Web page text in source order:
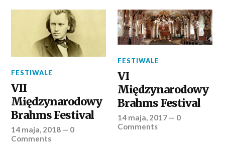
FESTIWALE
VII
Międzynarodowy
Brahms Festival
14 maja, 2018 — 0
Comments
FESTIWALE
VI
Międzynarodowy
Brahms Festival
14 maja, 2017 — 0
Comments